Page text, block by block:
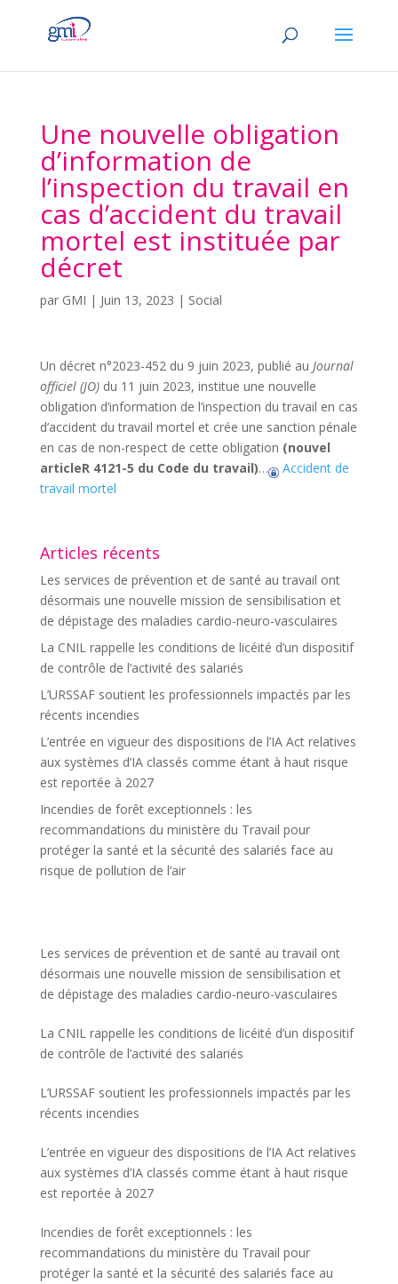
Une nouvelle obligation
d’information de
l’inspection du travail en
cas d’accident du travail
mortel est instituée par
décret
par GMI | Juin 13, 2023 | Social
Un décret n°2023-452 du 9 juin 2023, publié au Journal
officiel (JO)du 11 juin 2023, institue une nouvelle
obligation d’information de l’inspection du travail en cas
d’accident du travail mortel et crée une sanction pénale
en cas de non-respect de cette obligation (nouvel
articleR 4121-5 du Code du travail)…
Accident de
travail mortel
Articles récents
Les services de prévention et de santé au travail ont
désormais une nouvelle mission de sensibilisation et
de dépistage des maladies cardio-neuro-vasculaires
La CNIL rappelle les conditions de licéité d’un dispositif
de contrôle de l’activité des salariés
L’URSSAF soutient les professionnels impactés par les
récents incendies
L’entrée en vigueur des dispositions de l’IA Act relatives
aux systèmes d’IA classés comme étant à haut risque
est reportée à 2027
Incendies de forêt exceptionnels : les
recommandations du ministère du Travail pour
protéger la santé et la sécurité des salariés face au
risque de pollution de l’air
Les services de prévention et de santé au travail ont
désormais une nouvelle mission de sensibilisation et
de dépistage des maladies cardio-neuro-vasculaires
La CNIL rappelle les conditions de licéité d’un dispositif
de contrôle de l’activité des salariés
L’URSSAF soutient les professionnels impactés par les
récents incendies
L’entrée en vigueur des dispositions de l’IA Act relatives
aux systèmes d’IA classés comme étant à haut risque
est reportée à 2027
Incendies de forêt exceptionnels : les
recommandations du ministère du Travail pour
protéger la santé et la sécurité des salariés face au